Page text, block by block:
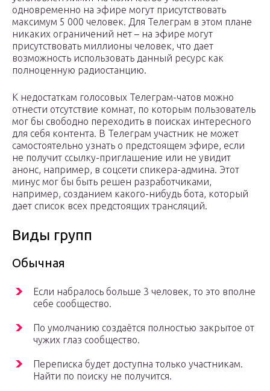
одновременно на эфире могут присутствовать
максимум 5 000 человек. Для Телеграм в этом плане
никаких ограничений нет – на эфире могут
присутствовать миллионы человек, что дает
возможность использовать данный ресурс как
полноценную радиостанцию.
К недостаткам голосовых Телеграм-чатов можно
отнести отсутствие комнат, по которым пользователь
мог бы свободно переходить в поисках интересного
для себя контента. В Телеграм участник не может
самостоятельно узнать о предстоящем эфире, если
не получит ссылку-приглашение или не увидит
анонс, например, в соцсети спикера-админа. Этот
минус мог бы быть решен разработчиками,
например, созданием какого-нибудь бота, который
дает список всех предстоящих трансляций.
Виды групп
Обычная
Если набралось больше 3 человек, то это вполне
себе сообщество.
По умолчанию создаётся полностью закрытое от
чужих глаз сообщество.
Переписка будет доступна только участникам.
Найти по поиску не получится.